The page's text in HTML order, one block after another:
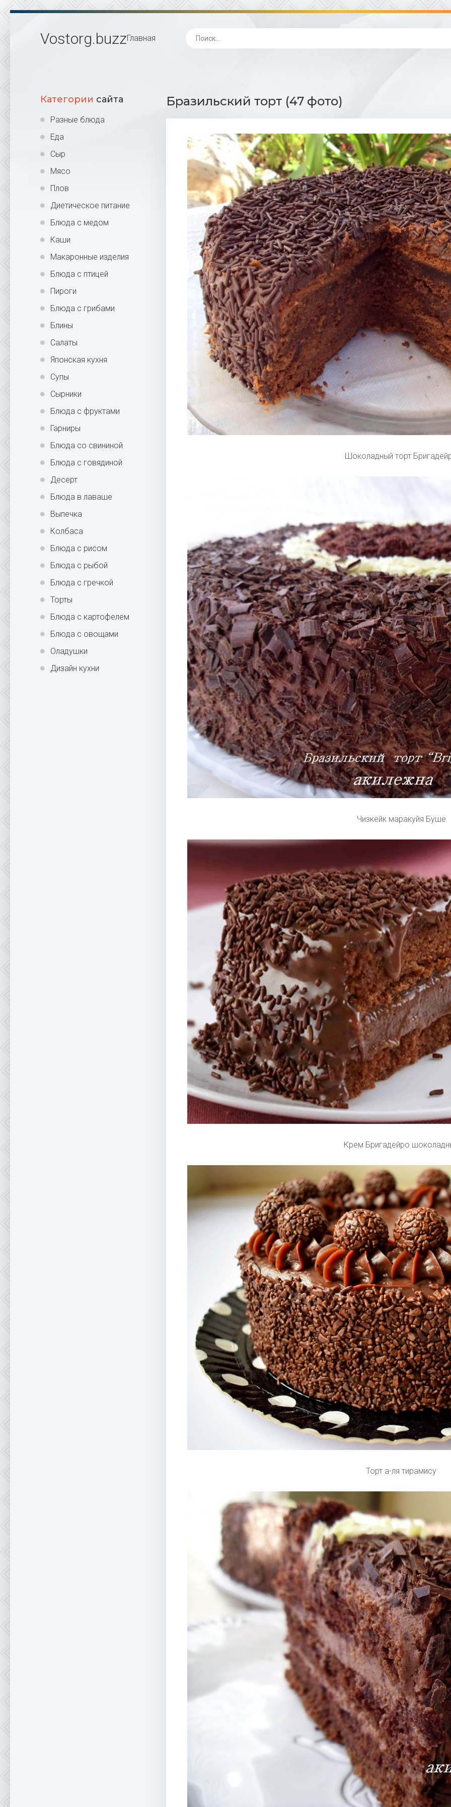
Vostorg.buzzГлавная
Категории сайта
Разные блюда
Еда
Сыр
Мясо
Плов
Диетическое питание
Блюда с медом
Каши
Макаронные изделия
Блюда с птицей
Пироги
Блюда с грибами
Блины
Салаты
Японская кухня
Супы
Сырники
Блюда с фруктами
Гарниры
Блюда со свининой
Блюда с говядиной
Десерт
Блюда в лаваше
Выпечка
Колбаса
Блюда с рисом
Блюда с рыбой
Блюда с гречкой
Торты
Блюда с картофелем
Блюда с овощами
Оладушки
Дизайн кухни
Бразильский торт (47 фото)
Шоколадный торт
Чизкейк маракуйя Буше
Крем Бригадейро
Торт а-ля тирамису